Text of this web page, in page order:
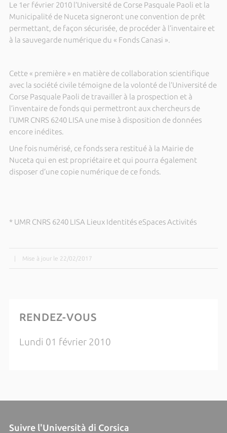
Le 1er février 2010 l’Université de Corse Pasquale Paoli et la
Municipalité de Nuceta signeront une convention de prêt
permettant, de façon sécurisée, de procéder à l’inventaire et
à la sauvegarde numérique du « Fonds Canasi ».
Cette « première » en matière de collaboration scientifique
avec la société civile témoigne de la volonté de l’Université de
Corse Pasquale Paoli detravailler à la prospection et à
l’inventaire de fonds qui permettront aux chercheurs de
l’UMR CNRS 6240 LISA une mise à disposition de données
encore inédites.
Une fois numérisé, ce fonds sera restitué à la Mairie de
Nuceta qui en est propriétaire et qui pourra également
disposer d’une copie numérique de ce fonds.
* UMR CNRS 6240 LISA Lieux Identités eSpaces Activités
Mise à jour le 22/02/2017
RENDEZ-VOUS
Lundi 01 février 2010
Suivre l'Università di Corsica